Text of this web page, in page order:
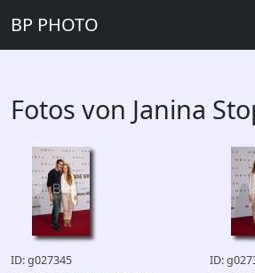
BP PHOTO
Fotos von Janina
ID: g027345 ID: